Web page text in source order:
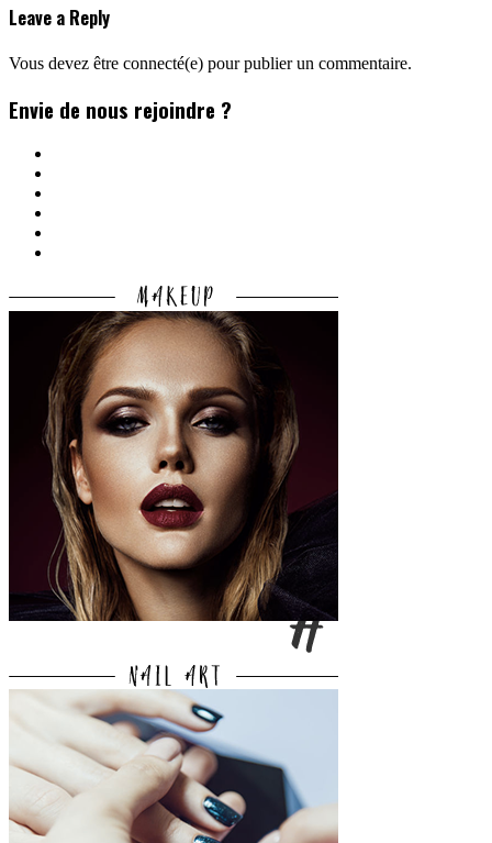
Leave a Reply
Vous devez être connecté(e) pour publier un commentaire.
Envie de nous rejoindre ?